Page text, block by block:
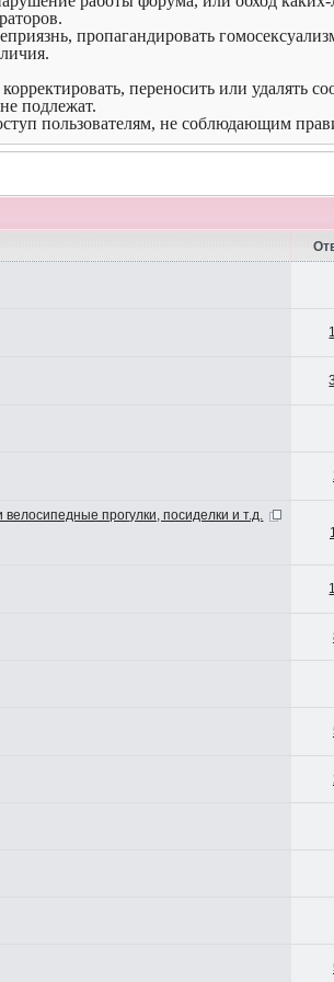
пропагандировать
переносить или
подлежат.
пользователям, не соблюдающим
прогулки, посиделки и т.д.